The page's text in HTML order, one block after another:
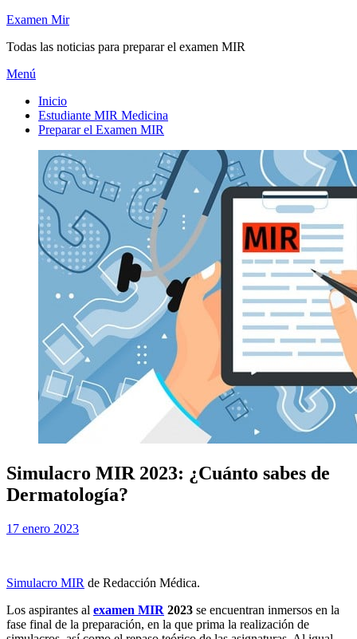
Saltar
contenido
Examen Mir
Todas las noticias para preparar el examen MIR
Menú
Inicio
Estudiante MIR Medicina
Preparar el Examen MIR
Simulacro MIR 2023: ¿Cuánto sabes de
Dermatología?
porExamen MIR
Publicada
17 enero 2023
Simulacro MIR de Redacción Médica.
Los aspirantes al examen MIR 2023 se encuentran inmersos en la
fase final de la preparación, en la que prima la realización de